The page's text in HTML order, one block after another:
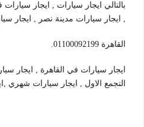
بالتالي ايجار سيارات , ايجار
, ايجار سيارات مدينة نصر , ايجار
القاهرة 01100092199.
ايجار سيارات في القاهرة , ايجار
التجمع الاول , ايجار سيارات شهري